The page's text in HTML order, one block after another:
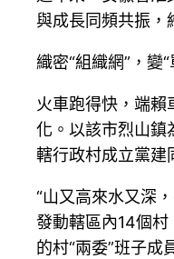
與成長同頻共振，
織密“組織網”，變
火車跑得快，端賴
化。以該市烈山鎮
轄行政村成立黨建
“山又高來水又深
發動轄區內14個
的村“兩委”班子成